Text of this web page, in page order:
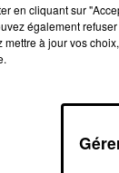
À 14H00
en cliquant sur
également
mettre à jour vos